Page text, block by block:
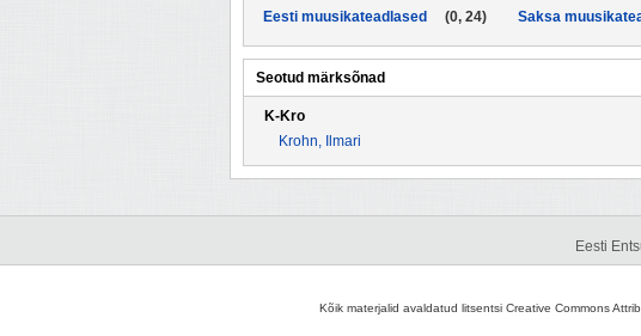
(0, 24)
Eesti muusikateadlased Saksa
Seotud märksõnad
K-Kro
Krohn, Ilmari
Eesti
Kõik materjalid avaldatud litsentsi Creative Commons